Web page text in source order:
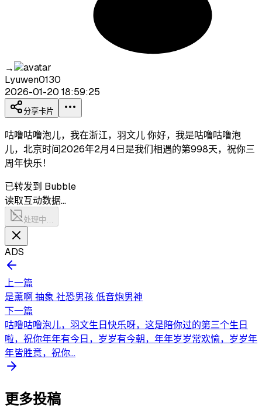
→
Lyuwen0130
2026-01-20 18:59:25
分享卡片
咕噜咕噜泡儿，我在浙江，羽文儿 你好，我是咕噜咕噜泡
儿，北京时间2026年2月4日是我们相遇的第998天，祝你三
周年快乐！
已转发到 Bubble
读取互动数据…
处理中…
ADS
上一篇
是薰啊 抽象 社恐男孩 低音炮男神
下一篇
咕噜咕噜泡儿，羽文生日快乐呀，这是陪你过的第三个生日
啦，祝你年年有今日，岁岁有今朝，年年岁岁常欢愉，岁岁年
年皆胜意，祝你...
更多投稿